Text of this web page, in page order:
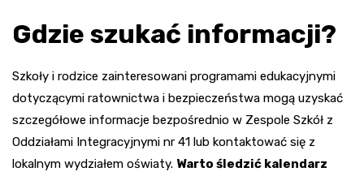
Gdzie szukać informacji?
Szkoły i rodzice zainteresowani programami edukacyjnymi
dotyczącymi ratownictwa i bezpieczeństwa mogą uzyskać
szczegółowe informacje bezpośrednio w Zespole Szkół z
Oddziałami Integracyjnymi nr 41 lub kontaktować się z
lokalnym wydziałem oświaty. Warto śledzić kalendarz